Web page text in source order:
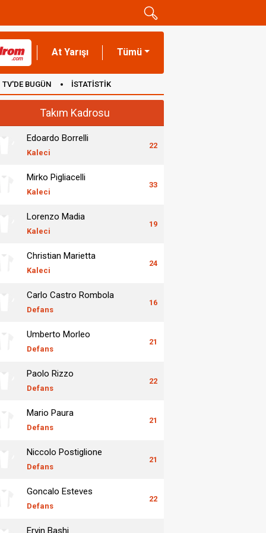
At Yarışı Tümü
TV'DE BUGÜN İSTATİSTİK
Takım Kadrosu
Edoardo Borrelli
Kaleci
22
Mirko Pigliacelli
Kaleci
33
Lorenzo Madia
Kaleci
19
Christian Marietta
Kaleci
24
Carlo Castro Rombola
Defans
16
Umberto Morleo
Defans
21
Paolo Rizzo
Defans
22
Mario Paura
Defans
21
Niccolo Postiglione
Defans
21
Goncalo Esteves
Defans
22
Ervin Bashi